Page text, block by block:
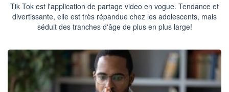
Tik Tok est l'application de partage video en vogue. Tendance et
divertissante, elle est très répandue chez les adolescents, mais
séduit des tranches d'âge de plus en plus large!